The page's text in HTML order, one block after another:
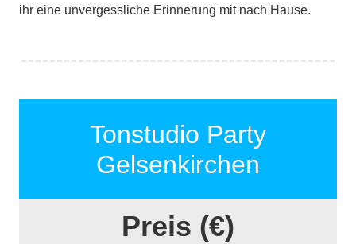
ihr eine unvergessliche Erinnerung mit nach Hause.
Tonstudio Party
Gelsenkirchen
Preis (€)